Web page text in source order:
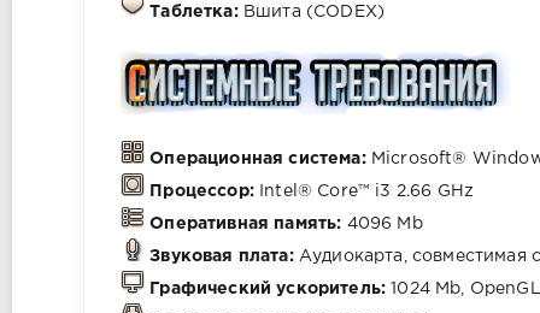
Таблетка: Вшита (CODEX)
Операционная система:Microsoft®
Процессор:Intel® Core™ i3 2.66 GHz
Оперативная память: 4096 Mb
Звуковая плата:Аудиокарта, совместимая
Графический ускоритель: 1024 Mb,